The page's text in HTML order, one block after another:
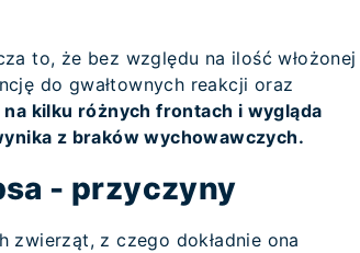
to, że bez względu na ilość włożonej
do gwałtownych reakcji oraz
kilku różnych frontach i wygląda
z braków wychowawczych.
- przyczyny
zwierząt, z czego dokładnie ona